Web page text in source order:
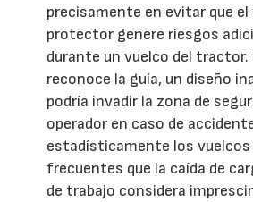
precisamente en evitar que el
protector genere riesgos
durante un vuelco del tractor.
reconoce la guía, un diseño
podría invadir la zona de
operador en caso de
estadísticamente los vuelcos
frecuentes que la caída de
de trabajo considera